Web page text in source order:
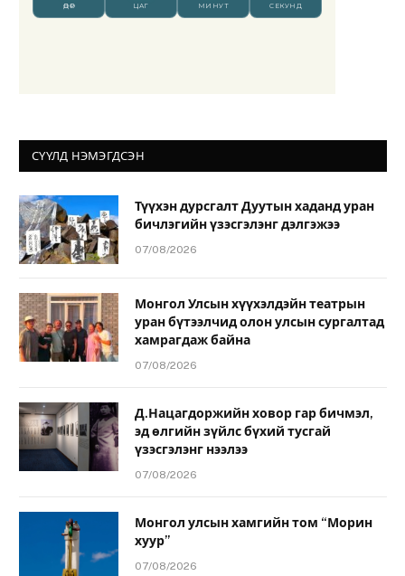
СҮҮЛД НЭМЭГДСЭН
Түүхэн дурсгалт Дуутын хаданд уран
бичлэгийн үзэсгэлэнг дэлгэжээ
07/08/2026
Монгол Улсын хүүхэлдэйн театрын
уран бүтээлчид олон улсын сургалтад
хамрагдаж байна
07/08/2026
Д.Нацагдоржийн ховор гар бичмэл,
эд өлгийн зүйлс бүхий тусгай
үзэсгэлэнг нээлээ
07/08/2026
Монгол улсын хамгийн том “Морин
хуур”
07/08/2026